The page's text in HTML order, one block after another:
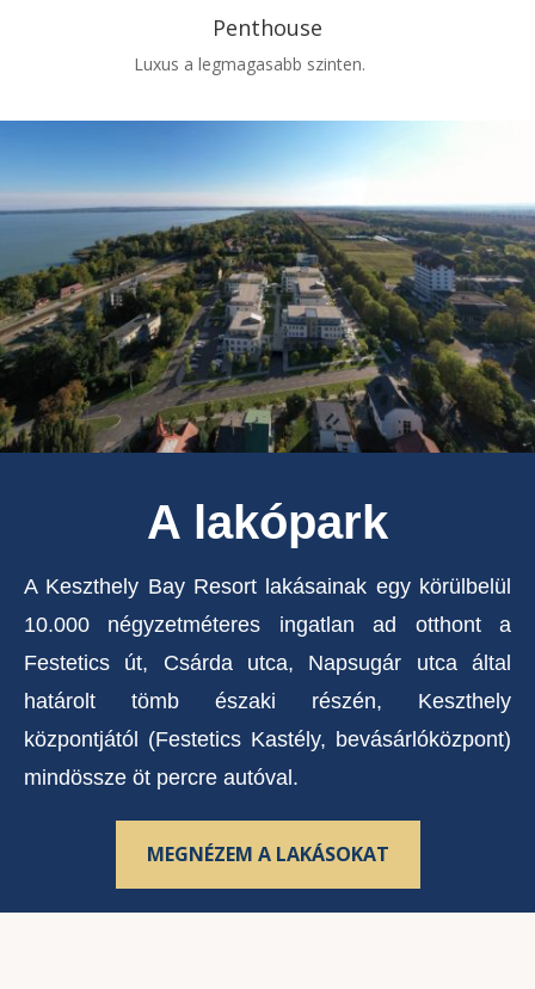
Penthouse
Luxus a legmagasabb szinten.
A lakópark
A Keszthely Bay Resort lakásainak egy körülbelül
10.000 négyzetméteres ingatlan ad otthont a
Festetics út, Csárda utca, Napsugár utca által
határolt tömb északi részén, Keszthely
központjától (Festetics Kastély, bevásárlóközpont)
mindössze öt percre autóval.
MEGNÉZEM A LAKÁSOKAT